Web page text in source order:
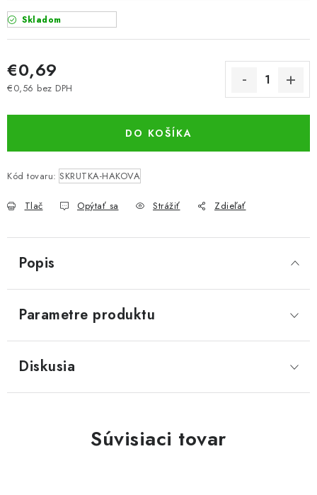
Skladom
€0,69
€0,56 bez DPH
DO KOŠÍKA
Kód tovaru: SKRUTKA-HAKOVA
Tlač Opýtať sa Strážiť Zdieľať
Popis
Parametre produktu
Diskusia
Súvisiaci tovar